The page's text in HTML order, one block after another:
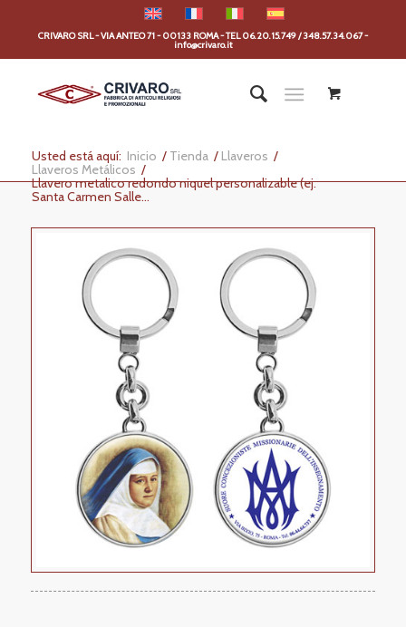
CRIVARO SRL - VIA ANTEO 71 - 00133 ROMA - TEL 06.20.15.749 / 348.57.34.067 -
info@crivaro.it
Usted está aquí: Inicio / Tienda / Llaveros /
Llaveros Metálicos /
Llavero metalico redondo niquel personalizable (ej.
Santa Carmen Salle...